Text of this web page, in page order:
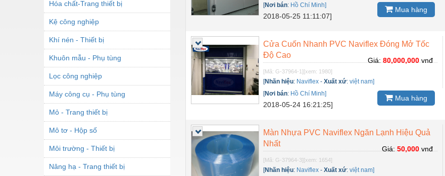
Hóa chất-Trang thiết bị
Kệ công nghiệp
Khí nén - Thiết bị
Khuôn mẫu - Phụ tùng
Lọc công nghiệp
Máy công cụ - Phụ tùng
Mỏ - Trang thiết bị
Mô tơ - Hộp số
Môi trường - Thiết bị
Nâng hạ - Trang thiết bị
[Nơi bán: Hồ Chí Minh]
2018-05-25 11:11:07]
Mua hàng
Cửa Cuốn Nhanh PVC Naviflex Đóng Mở Tốc
Độ Cao
[Mã: G-37964-1][xem: 1980]
[Nhãn hiệu: Naviflex -Xuất xứ:việt nam]
[Nơi bán: Hồ Chí Minh]
2018-05-24 16:21:25]
Giá: 80,000,000vnđ
Mua hàng
Màn Nhựa PVC Naviflex Ngăn Lạnh Hiệu Quả
Nhất
[Mã: G-37964-3][xem: 1654]
[Nhãn hiệu: Naviflex -Xuất xứ:việt nam]
Giá: 50,000vnđ